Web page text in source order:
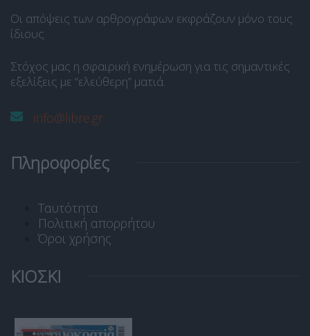
Οι απόψεις των αρθρογράφων εκφράζουν μόνο τους
ίδιους.
Στόχος μας η σφαιρική ενημέρωση για τις σημαντικές
εξελίξεις με “ελεύθερη” ματιά.
info@libre.gr
Πληροφορίες
Ταυτότητα
Πολιτική απορρήτου
Όροι χρήσης
ΚΙΟΣΚΙ